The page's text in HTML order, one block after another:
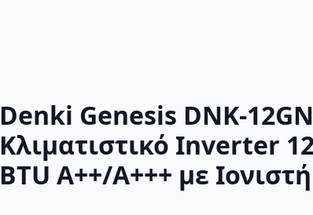
Denki Genesis DNK-
Κλιματιστικό Inverter
BTU A++/A+++ με Ιονιστή